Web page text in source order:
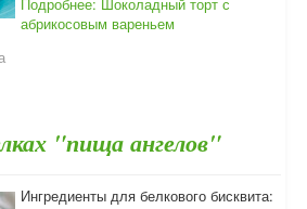
абрикосовым вареньем
"пища ангелов"
Ингредиенты для белкового бисквита: